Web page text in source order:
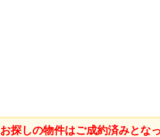
お探しの物件はご成約済みとな